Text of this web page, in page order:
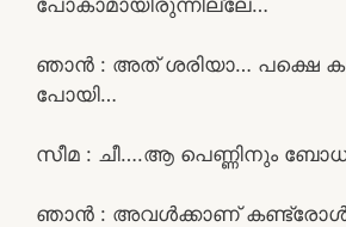
ഞാൻ : അത് ശരിയാ… പക്ഷെ
പോയി…
സീമ : ചീ….ആ പെണ്ണിനും
ഞാൻ : അവൾക്കാണ്